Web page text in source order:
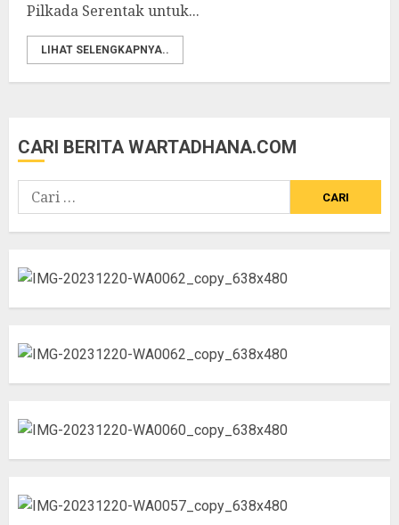
Pilkada Serentak untuk...
LIHAT SELENGKAPNYA..
CARI BERITA WARTADHANA.COM
Cari
untuk: